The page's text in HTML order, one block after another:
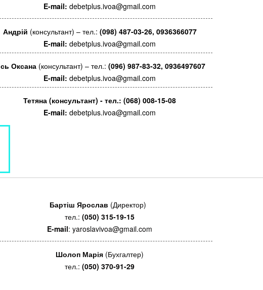
E-mail: debetplus.ivoa@gmail.com
Андрій (консультант) – тел.: (098) 487-03-26, 0936366077
E-mail: debetplus.ivoa@gmail.com
Оксана (консультант) – тел.: (096) 987-83-32, 0936497607
E-mail: debetplus.ivoa@gmail.com
Тетяна (консультант) - тел.: (068) 008-15-08
E-mail: debetplus.ivoa@gmail.com
Бартіш Ярослав (Директор)
тел.: (050) 315-19-15
E-mail: yaroslavivoa@gmail.com
Шолоп Марія (Бухгалтер)
тел.: (050) 370-91-29